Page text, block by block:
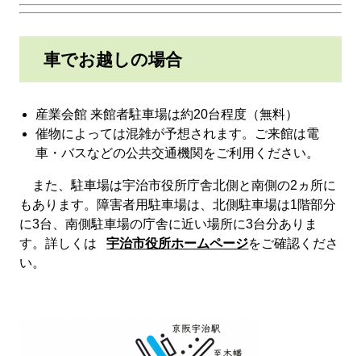
車でお越しの場合
産業会館 来館者駐車場は約20台程度（無料）
催物によっては混雑が予想されます。ご来館は電
車・バスなどの公共交通機関をご利用ください。
また、駐車場は宇治市役所庁舎北側と南側の2ヵ所に
もあります。障害者用駐車場は、北側駐車場は1階部分
に3台、南側駐車場の庁舎に近い場所に3台分ありま
す。詳しくは
宇治市役所ホームページをご確認くださ
い。